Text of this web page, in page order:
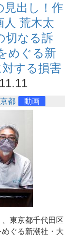
見出し！作
人 荒木太
切なる訴
めぐる新
する損害
都 動画
東京都千代田区
ぐる新潮社・大